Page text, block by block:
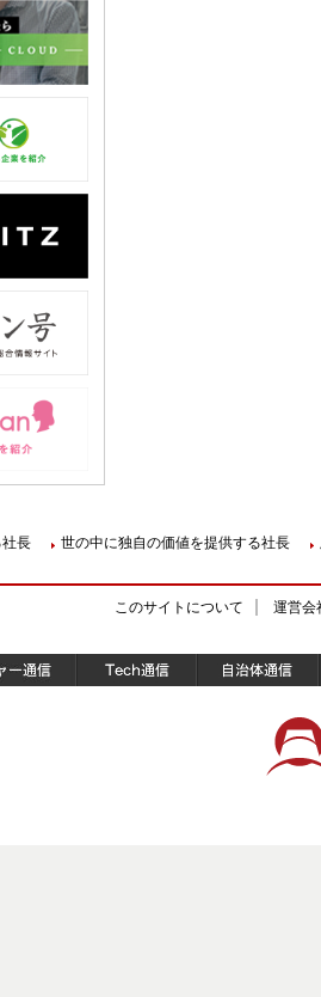
長 世の中に独自の価値を提供する社長
このサイトについて 運営会